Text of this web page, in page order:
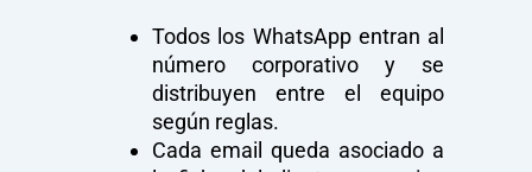
Todos los WhatsApp entran al
número corporativo y se
distribuyen entre el equipo
según reglas.
Cada email queda asociado a